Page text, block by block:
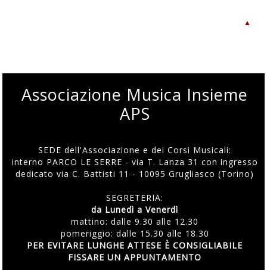
▲
Associazione Musica Insieme
APS
SEDE dell'Associazione e dei Corsi Musicali:
interno PARCO LE SERRE - via T. Lanza 31 con ingresso
dedicato via C. Battisti 11 - 10095 Grugliasco (Torino)
SEGRETERIA:
da Lunedì a Venerdì
mattino: dalle 9.30 alle 12.30
pomeriggio: dalle 15.30 alle 18.30
PER EVITARE LUNGHE ATTESE È CONSIGLIABILE
FISSARE UN APPUNTAMENTO